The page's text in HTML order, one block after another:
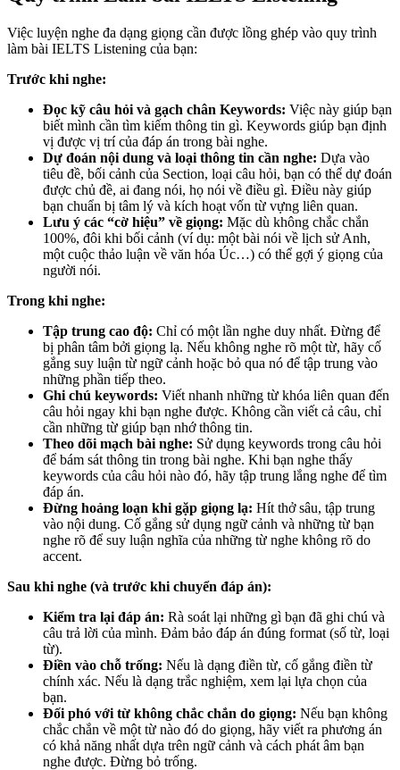
Việc luyện nghe đa dạng giọng cần được lồng ghép vào quy trình
làm bài IELTS Listening của bạn:
Trước khi nghe:
Đọc kỹ câu hỏi và gạch chân Keywords: Việc này giúp bạn
biết mình cần tìm kiếm thông tin gì. Keywords giúp bạn định
vị được vị trí của đáp án trong bài nghe.
Dự đoán nội dung và loại thông tin cần nghe: Dựa vào
tiêu đề, bối cảnh của Section, loại câu hỏi, bạn có thể dự đoán
được chủ đề, ai đang nói, họ nói về điều gì. Điều này giúp
bạn chuẩn bị tâm lý và kích hoạt vốn từ vựng liên quan.
Lưu ý các “cờ hiệu” về giọng: Mặc dù không chắc chắn
100%, đôi khi bối cảnh (ví dụ: một bài nói về lịch sử Anh,
một cuộc thảo luận về văn hóa Úc…) có thể gợi ý giọng của
người nói.
Trong khi nghe:
Tập trung cao độ: Chỉ có một lần nghe duy nhất. Đừng để
bị phân tâm bởi giọng lạ. Nếu không nghe rõ một từ, hãy cố
gắng suy luận từ ngữ cảnh hoặc bỏ qua nó để tập trung vào
những phần tiếp theo.
Ghi chú keywords: Viết nhanh những từ khóa liên quan đến
câu hỏi ngay khi bạn nghe được. Không cần viết cả câu, chỉ
cần những từ giúp bạn nhớ thông tin.
Theo dõi mạch bài nghe: Sử dụng keywords trong câu hỏi
để bám sát thông tin trong bài nghe. Khi bạn nghe thấy
keywords của câu hỏi nào đó, hãy tập trung lắng nghe để tìm
đáp án.
Đừng hoảng loạn khi gặp giọng lạ: Hít thở sâu, tập trung
vào nội dung. Cố gắng sử dụng ngữ cảnh và những từ bạn
nghe rõ để suy luận nghĩa của những từ nghe không rõ do
accent.
Sau khi nghe (và trước khi chuyển đáp án):
Kiểm tra lại đáp án: Rà soát lại những gì bạn đã ghi chú và
câu trả lời của mình. Đảm bảo đáp án đúng format (số từ, loại
từ).
Điền vào chỗ trống: Nếu là dạng điền từ, cố gắng điền từ
chính xác. Nếu là dạng trắc nghiệm, xem lại lựa chọn của
bạn.
Đối phó với từ không chắc chắn do giọng: Nếu bạn không
chắc chắn về một từ nào đó do giọng, hãy viết ra phương án
có khả năng nhất dựa trên ngữ cảnh và cách phát âm bạn
nghe được. Đừng bỏ trống.